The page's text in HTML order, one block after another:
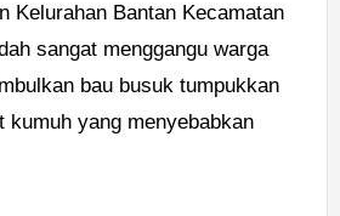
Kelurahan Bantan Kecamatan
sangat menggangu warga
bau busuk tumpukkan
kumuh yang menyebabkan